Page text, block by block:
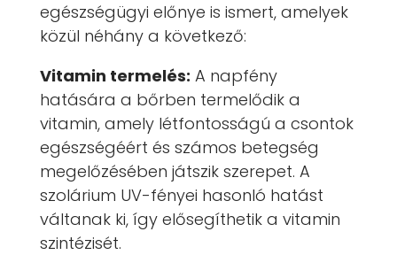
egészségügyi előnye is ismert, amelyek
közül néhány a következő:
Vitamin termelés: A napfény
hatására a bőrben termelődik a
vitamin, amely létfontosságú a csontok
egészségéért és számos betegség
megelőzésében játszik szerepet. A
szolárium UV-fényei hasonló hatást
váltanak ki, így elősegíthetik a vitamin
szintézisét.